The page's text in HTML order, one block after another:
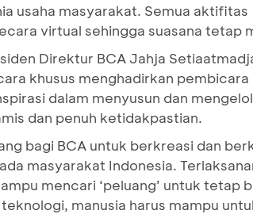
usaha masyarakat. Semua aktifitas
virtual sehingga suasana tetap
Direktur BCA Jahja
khusus menghadirkan pembicara
dalam menyusun dan
dan penuh ketidakpastian.
bagi BCA untuk berkreasi dan
masyarakat Indonesia.
mencari ‘peluang’ untuk tetap
manusia harus mampu